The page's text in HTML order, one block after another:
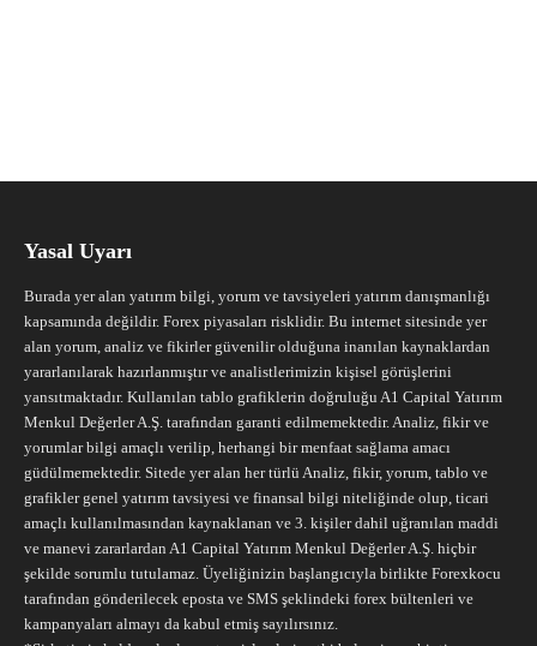
Yasal Uyarı
Burada yer alan yatırım bilgi, yorum ve tavsiyeleri yatırım danışmanlığı
kapsamında değildir. Forex piyasaları risklidir. Bu internet sitesinde yer
alan yorum, analiz ve fikirler güvenilir olduğuna inanılan kaynaklardan
yararlanılarak hazırlanmıştır ve analistlerimizin kişisel görüşlerini
yansıtmaktadır. Kullanılan tablo grafiklerin doğruluğu A1 Capital Yatırım
Menkul Değerler A.Ş. tarafından garanti edilmemektedir. Analiz, fikir ve
yorumlar bilgi amaçlı verilip, herhangi bir menfaat sağlama amacı
güdülmemektedir. Sitede yer alan her türlü Analiz, fikir, yorum, tablo ve
grafikler genel yatırım tavsiyesi ve finansal bilgi niteliğinde olup, ticari
amaçlı kullanılmasından kaynaklanan ve 3. kişiler dahil uğranılan maddi
ve manevi zararlardan A1 Capital Yatırım Menkul Değerler A.Ş. hiçbir
şekilde sorumlu tutulamaz. Üyeliğinizin başlangıcıyla birlikte Forexkocu
tarafından gönderilecek eposta ve SMS şeklindeki forex bültenleri ve
kampanyaları almayı da kabul etmiş sayılırsınız.